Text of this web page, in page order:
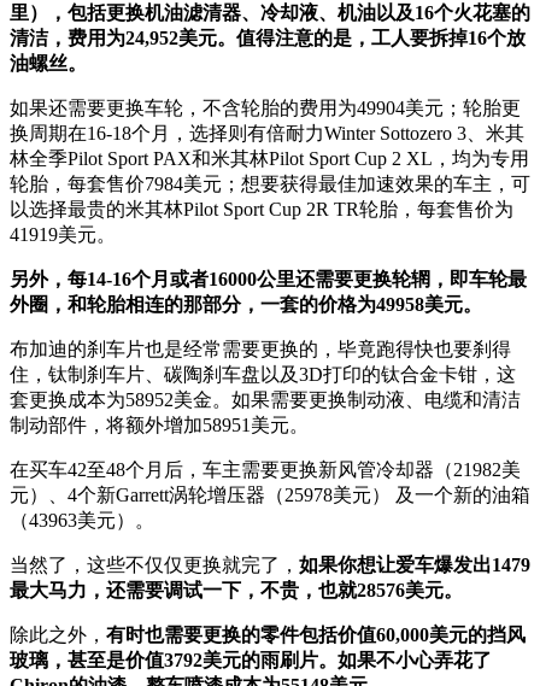
里），包括更换机油滤清器、冷却液、机油以及16个火花塞的
清洁，费用为24,952美元。值得注意的是，工人要拆掉16个放
油螺丝。
如果还需要更换车轮，不含轮胎的费用为49904美元；轮胎更
换周期在16-18个月，选择则有倍耐力Winter Sottozero 3、米其
林全季Pilot Sport PAX和米其林Pilot Sport Cup 2 XL，均为专用
轮胎，每套售价7984美元；想要获得最佳加速效果的车主，可
以选择最贵的米其林Pilot Sport Cup 2R TR轮胎，每套售价为
41919美元。
另外，每14-16个月或者16000公里还需要更换轮辋，即车轮最
外圈，和轮胎相连的那部分，一套的价格为49958美元。
布加迪的刹车片也是经常需要更换的，毕竟跑得快也要刹得
住，钛制刹车片、碳陶刹车盘以及3D打印的钛合金卡钳，这
套更换成本为58952美金。如果需要更换制动液、电缆和清洁
制动部件，将额外增加58951美元。
在买车42至48个月后，车主需要更换新风管冷却器（21982美
元）、4个新Garrett涡轮增压器（25978美元） 及一个新的油箱
（43963美元）。
当然了，这些不仅仅更换就完了， 如果你想让爱车爆发出1479
最大马力，还需要调试一下，不贵，也就28576美元。
除此之外， 有时也需要更换的零件包括价值60,000美元的挡风
玻璃，甚至是价值3792美元的雨刷片。如果不小心弄花了